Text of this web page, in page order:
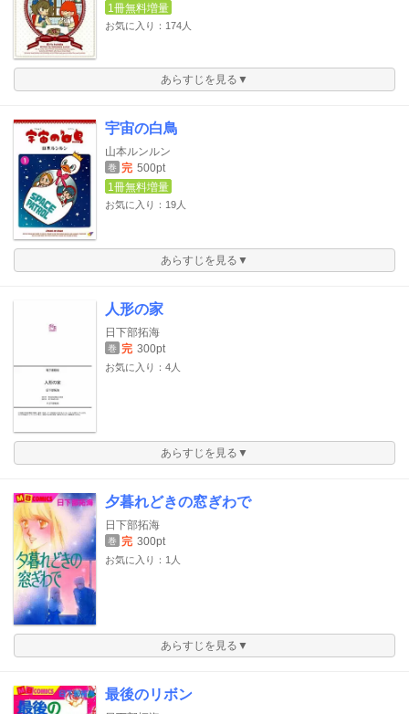
1冊無料増量
お気に入り：174人
あらすじを見る▼
宇宙の白鳥
山本ルンルン
巻 完 500pt
1冊無料増量
お気に入り：19人
あらすじを見る▼
人形の家
日下部拓海
巻 完 300pt
お気に入り：4人
あらすじを見る▼
夕暮れどきの窓ぎわで
日下部拓海
巻 完 300pt
お気に入り：1人
あらすじを見る▼
最後のリボン